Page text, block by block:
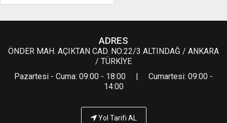
ADRES
ÖNDER MAH. AÇIKTAN CAD. NO:22/3 ALTINDAĞ / ANKARA
/ TÜRKİYE
Pazartesi - Cuma: 09:00 - 18:00 | Cumartesi: 09:00 -
14:00
Yol Tarifi AL